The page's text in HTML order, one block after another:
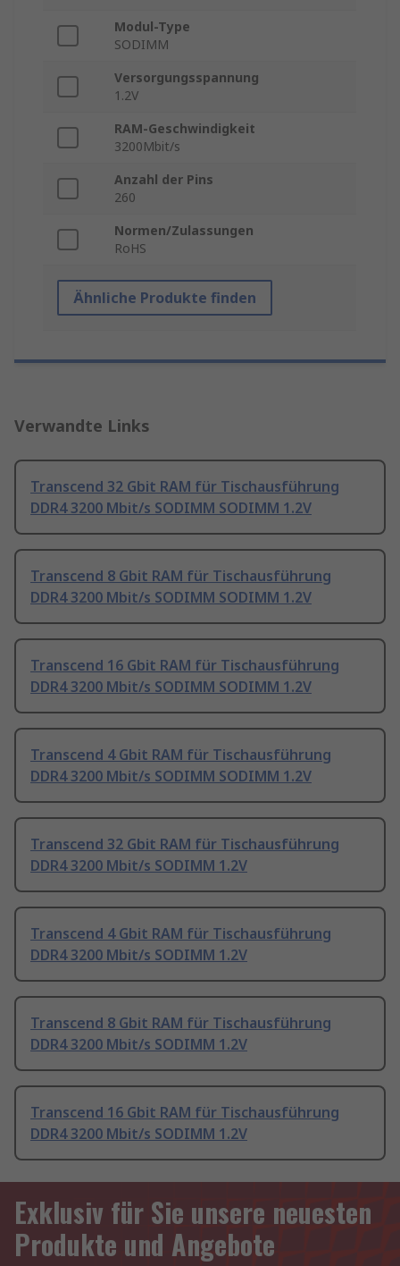
Modul-Type
SODIMM
Versorgungsspannung
1.2V
RAM-Geschwindigkeit
3200Mbit/s
Anzahl der Pins
260
Normen/Zulassungen
RoHS
Ähnliche Produkte finden
Verwandte Links
Transcend 32 Gbit RAM für Tischausführung
DDR4 3200 Mbit/s SODIMM SODIMM 1.2V
Transcend 8 Gbit RAM für Tischausführung
DDR4 3200 Mbit/s SODIMM SODIMM 1.2V
Transcend 16 Gbit RAM für Tischausführung
DDR4 3200 Mbit/s SODIMM SODIMM 1.2V
Transcend 4 Gbit RAM für Tischausführung
DDR4 3200 Mbit/s SODIMM SODIMM 1.2V
Transcend 32 Gbit RAM für Tischausführung
DDR4 3200 Mbit/s SODIMM 1.2V
Transcend 4 Gbit RAM für Tischausführung
DDR4 3200 Mbit/s SODIMM 1.2V
Transcend 8 Gbit RAM für Tischausführung
DDR4 3200 Mbit/s SODIMM 1.2V
Transcend 16 Gbit RAM für Tischausführung
DDR4 3200 Mbit/s SODIMM 1.2V
Exklusiv für Sie unsere neuesten
Produkte und Angebote